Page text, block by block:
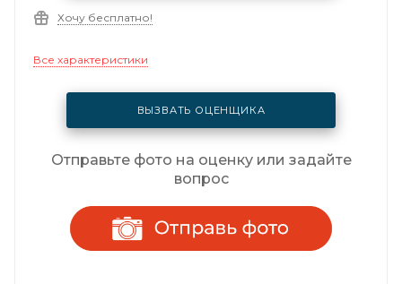
Хочу бесплатно!
Все характеристики
ВЫЗВАТЬ ОЦЕНЩИКА
Отправьте фото на оценку или задайте
вопрос